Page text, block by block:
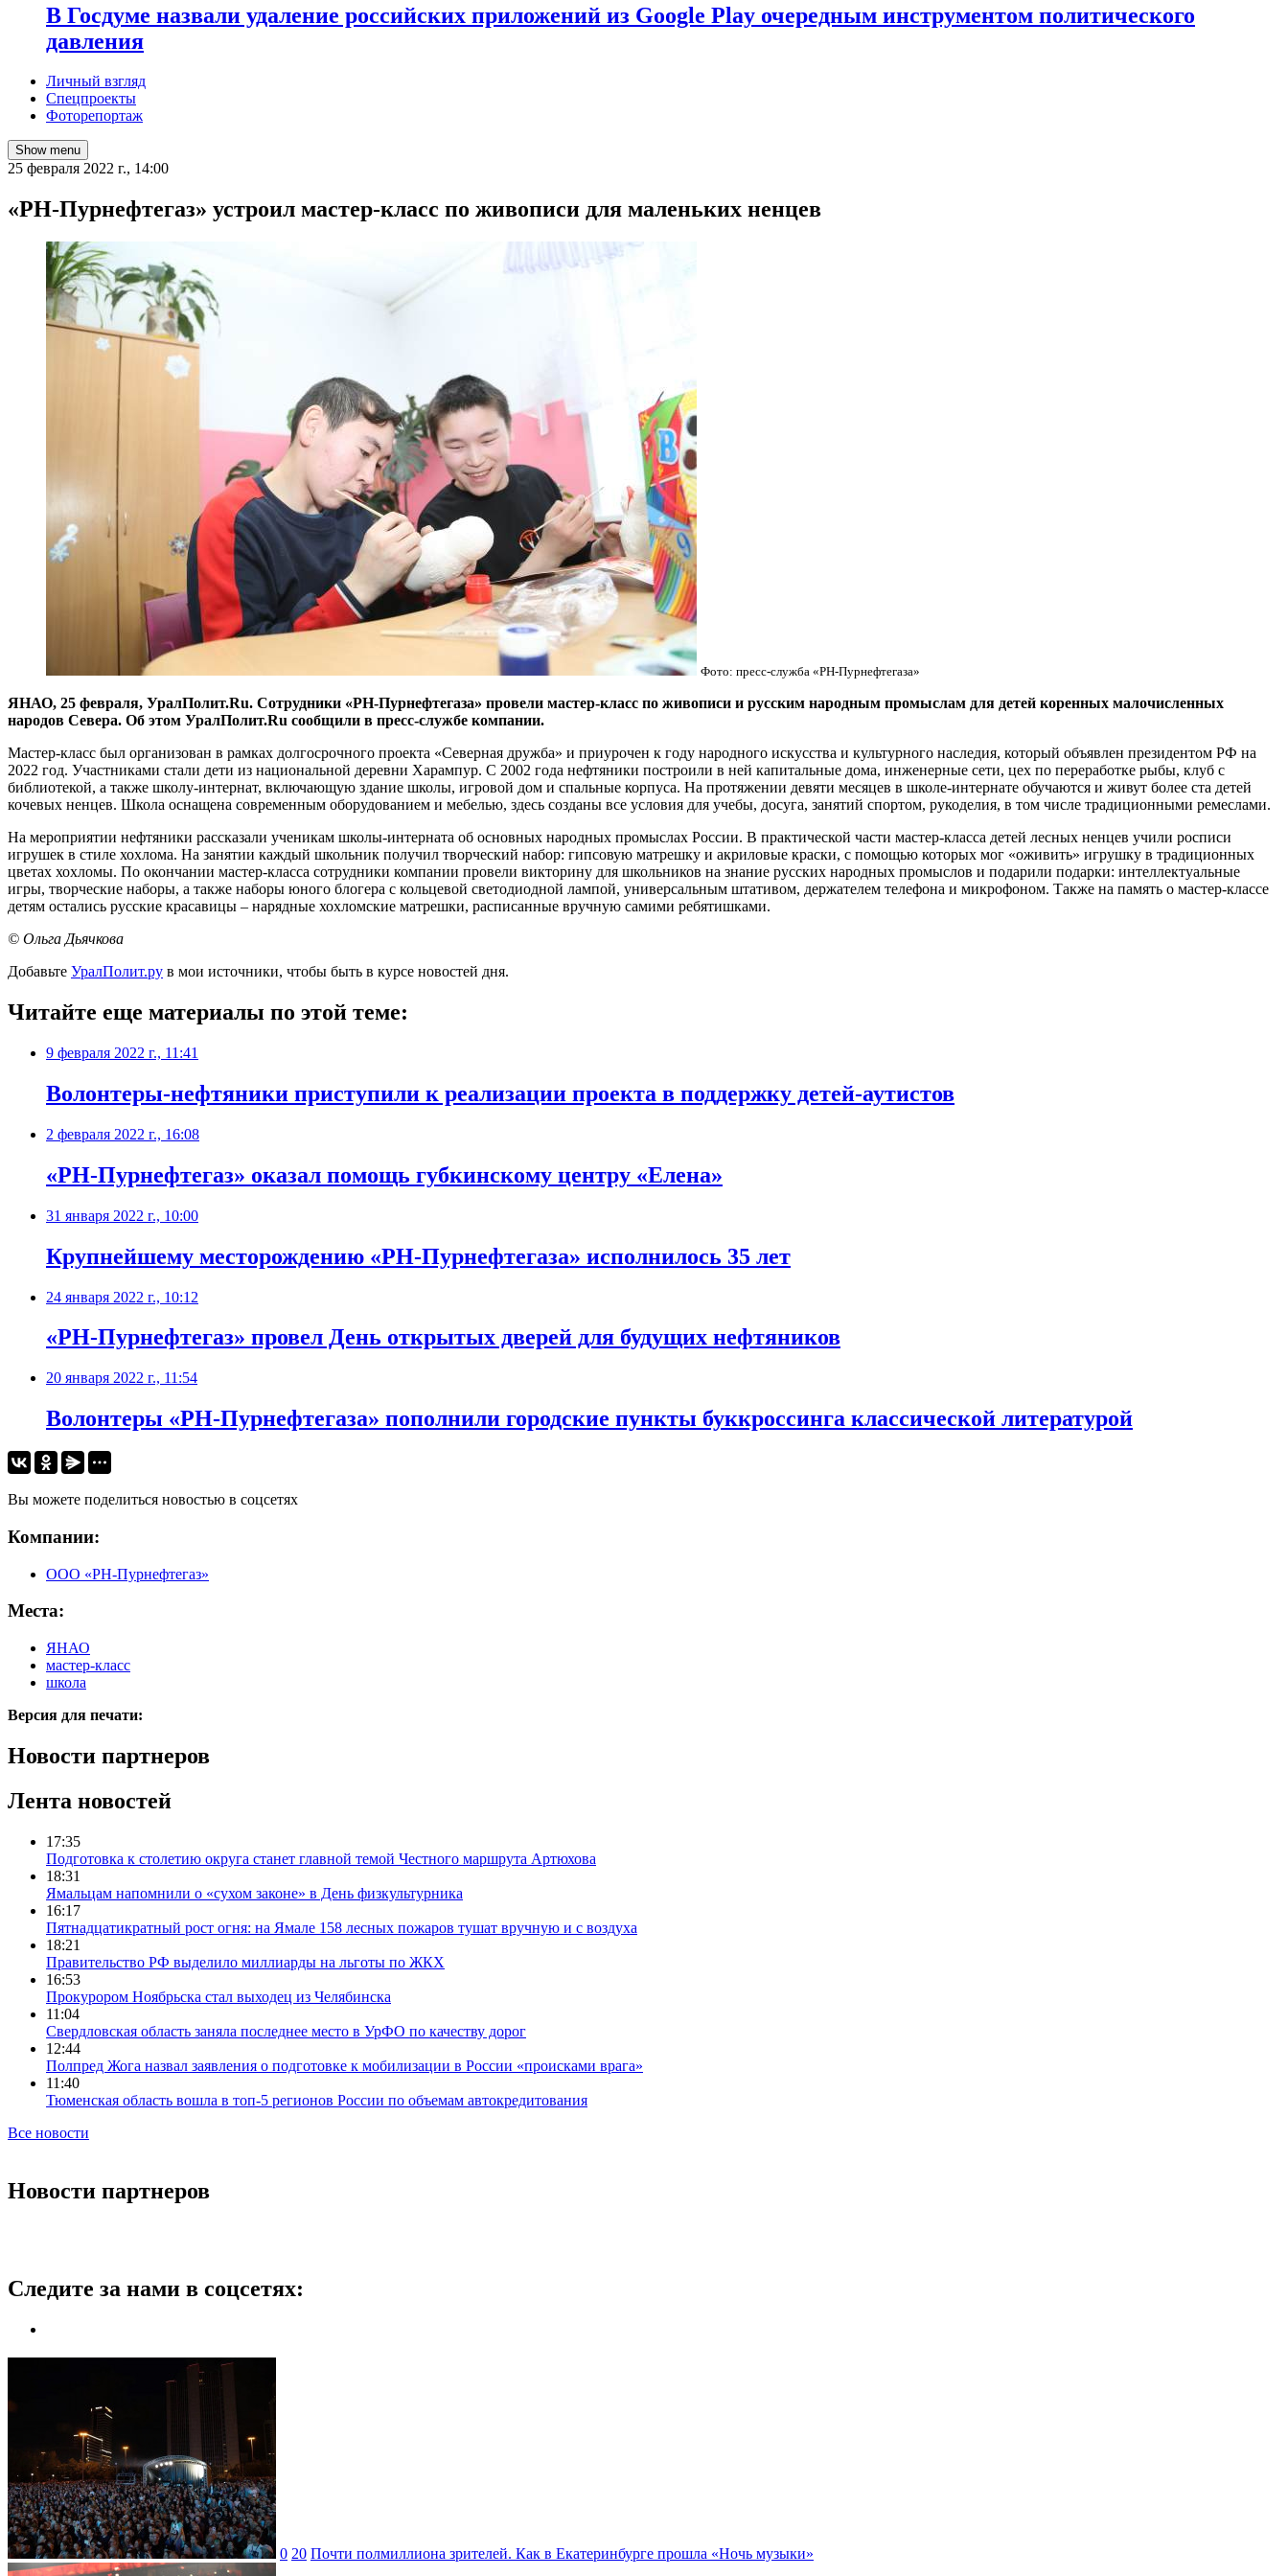
В Госдуме назвали удаление российских приложений из Google Play очередным инструментом политического
давления
Личный взгляд
Спецпроекты
Фоторепортаж
Show menu
25 февраля 2022 г., 14:00
«РН-Пурнефтегаз» устроил мастер-класс по живописи для маленьких ненцев
Фото: пресс-служба «РН-Пурнефтегаза»
​ЯНАО, 25 февраля, УралПолит.Ru. Сотрудники «РН-Пурнефтегаза» провели мастер-класс по живописи и русским народным промыслам для детей коренных малочисленных
народов Севера. Об этом УралПолит.Ru сообщили в пресс-службе компании.
Мастер-класс был организован в рамках долгосрочного проекта «Северная дружба» и приурочен к году народного искусства и культурного наследия, который объявлен президентом РФ на
2022 год. Участниками стали дети из национальной деревни Харампур. С 2002 года нефтяники построили в ней капитальные дома, инженерные сети, цех по переработке рыбы, клуб с
библиотекой, а также школу-интернат, включающую здание школы, игровой дом и спальные корпуса. На протяжении девяти месяцев в школе-интернате обучаются и живут более ста детей
кочевых ненцев. Школа оснащена современным оборудованием и мебелью, здесь созданы все условия для учебы, досуга, занятий спортом, рукоделия, в том числе традиционными ремеслами.
На мероприятии нефтяники рассказали ученикам школы-интерната об основных народных промыслах России. В практической части мастер-класса детей лесных ненцев учили росписи
игрушек в стиле хохлома. На занятии каждый школьник получил творческий набор: гипсовую матрешку и акриловые краски, с помощью которых мог «оживить» игрушку в традиционных
цветах хохломы. По окончании мастер-класса сотрудники компании провели викторину для школьников на знание русских народных промыслов и подарили подарки: интеллектуальные
игры, творческие наборы, а также наборы юного блогера с кольцевой светодиодной лампой, универсальным штативом, держателем телефона и микрофоном. Также на память о мастер-классе
детям остались русские красавицы – нарядные хохломские матрешки, расписанные вручную самими ребятишками.
© Ольга Дьячкова
Добавьте УралПолит.ру в мои источники, чтобы быть в курсе новостей дня.
Читайте еще материалы по этой теме:
9 февраля 2022 г., 11:41
Волонтеры-нефтяники приступили к реализации проекта в поддержку детей-аутистов
2 февраля 2022 г., 16:08
«РН-Пурнефтегаз» оказал помощь губкинскому центру «Елена»
31 января 2022 г., 10:00
​Крупнейшему месторождению «РН-Пурнефтегаза» исполнилось 35 лет
24 января 2022 г., 10:12
​«РН-Пурнефтегаз» провел День открытых дверей для будущих нефтяников
20 января 2022 г., 11:54
Волонтеры «РН-Пурнефтегаза» пополнили городские пункты буккроссинга классической литературой
Вы можете поделиться новостью в соцсетях
Компании:
ООО «РН-Пурнефтегаз»
Места:
ЯНАО
мастер-класс
школа
Версия для печати:
Новости партнеров
Лента новостей
17:35
Подготовка к столетию округа станет главной темой Честного маршрута Артюхова
18:31
Ямальцам напомнили о «сухом законе» в День физкультурника
16:17
Пятнадцатикратный рост огня: на Ямале 158 лесных пожаров тушат вручную и с воздуха
18:21
Правительство РФ выделило миллиарды на льготы по ЖКХ
16:53
Прокурором Ноябрьска стал выходец из Челябинска
11:04
Свердловская область заняла последнее место в УрФО по качеству дорог
12:44
Полпред Жога назвал заявления о подготовке к мобилизации в России «происками врага»
11:40
Тюменская область вошла в топ-5 регионов России по объемам автокредитования
Все новости
Новости партнеров
Следите за нами в соцсетях:
0 20 Почти полмиллиона зрителей. Как в Екатеринбурге прошла «Ночь музыки»